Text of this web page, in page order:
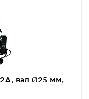
вал Ø25 мм,